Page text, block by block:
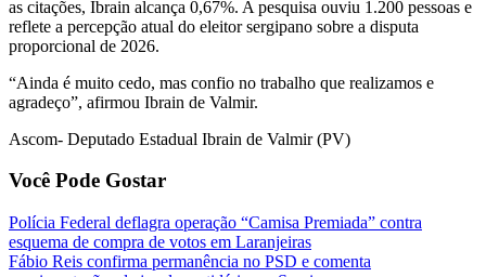
as citações, Ibrain alcança 0,67%. A pesquisa ouviu 1.200 pessoas e
reflete a percepção atual do eleitor sergipano sobre a disputa
proporcional de 2026.
“Ainda é muito cedo, mas confio no trabalho que realizamos e
agradeço”, afirmou Ibrain de Valmir.
Ascom- Deputado Estadual Ibrain de Valmir (PV)
Você Pode Gostar
Polícia Federal deflagra operação “Camisa Premiada” contra
esquema de compra de votos em Laranjeiras
Fábio Reis confirma permanência no PSD e comenta